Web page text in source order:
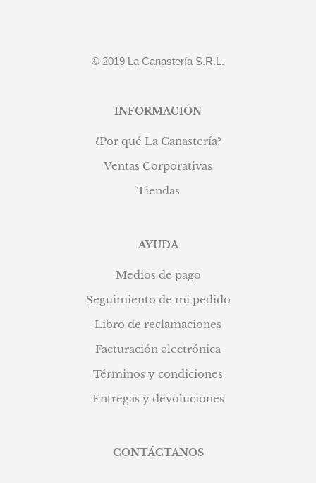
© 2019 La Canastería S.R.L.
INFORMACIÓN
¿Por qué La Canastería?
Ventas Corporativas
Tiendas
AYUDA
Medios de pago
Seguimiento de mi pedido
Libro de reclamaciones
Facturación electrónica
Términos y condiciones
Entregas y devoluciones
CONTÁCTANOS